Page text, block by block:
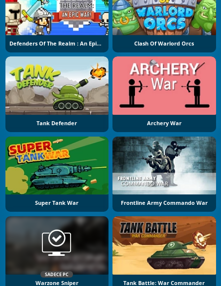
Defenders Of The Realm : An Epic War ! Clash Of Warlord Orcs
Tank Defender Archery War
Super Tank War Frontline Army Commando War
SADECE PC
Warzone Sniper Tank Battle: War Commander